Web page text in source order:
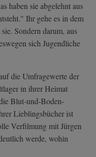
haben sie abgelehnt aus
Ihr gehe es in dem
Sondern darum, aus
sich Jugendliche
die Umfragewerte der
in ihrer Heimat
Blut-und-Boden-
Lieblingsbücher ist
Verfilmung mit Jürgen
werde, wohin